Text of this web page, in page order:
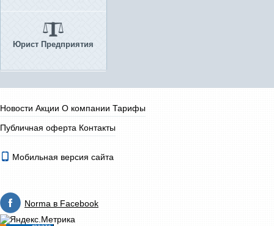
Юрист Предприятия
Новости Акции О компании Тарифы
Публичная оферта Контакты
Мобильная версия сайта
Norma в Facebook